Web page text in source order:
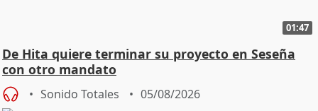
01:47
De Hita quiere terminar su proyecto en Seseña
con otro mandato
Sonido Totales 05/08/2026